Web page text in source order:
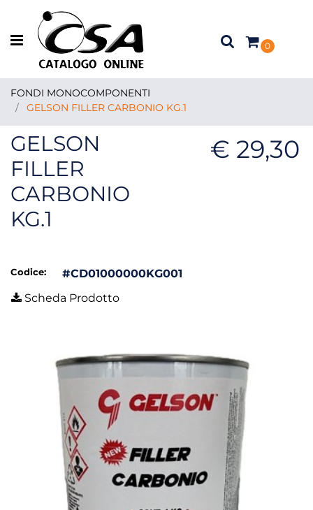
Open menu
0
FONDI MONOCOMPONENTI
GELSON FILLER CARBONIO KG.1
GELSON
FILLER
CARBONIO
KG.1
€ 29,30
Codice:
#CD01000000KG001
Scheda Prodotto